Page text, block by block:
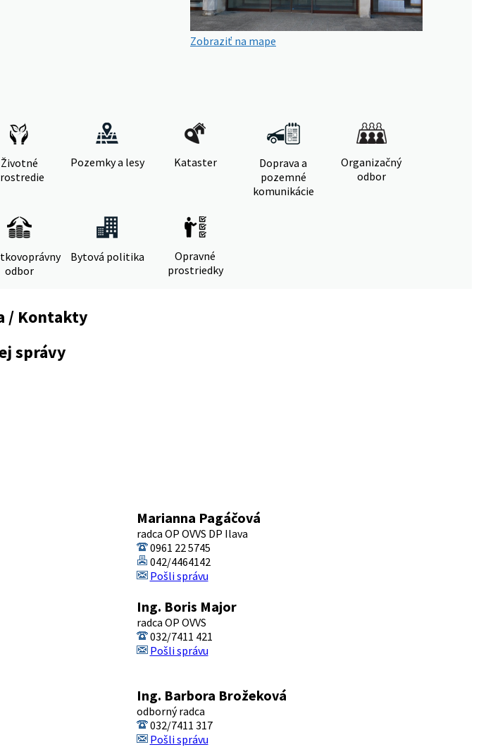
Zobraziť na mape
Životné
Pozemky a lesy Kataster
Doprava a
pozemné
komunikácie
Organizačný
odbor
odbor
Bytová politika
Opravné
prostriedky
/ Kontakty
správy
Marianna Pagáčová
radca OP OVVS DP Ilava
0961 22 5745
042/4464142
Pošli správu
Ing. Boris Major
radca OP OVVS
032/7411 421
Pošli správu
Ing. Barbora Brožeková
odborný radca
032/7411 317
Pošli správu